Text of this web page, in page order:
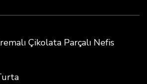
Çikolata Parçalı Nefis